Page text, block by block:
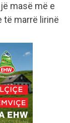
masë më e
të marrë lirinë